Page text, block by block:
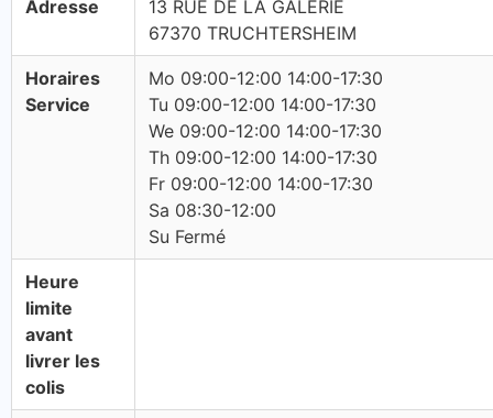
Adresse
13 RUE DE LA GALERIE
67370 TRUCHTERSHEIM
Horaires
Service
Mo 09:00-12:00 14:00-17:30
Tu 09:00-12:00 14:00-17:30
We 09:00-12:00 14:00-17:30
Th 09:00-12:00 14:00-17:30
Fr 09:00-12:00 14:00-17:30
Sa 08:30-12:00
Su Fermé
Heure
limite
avant
livrer les
colis